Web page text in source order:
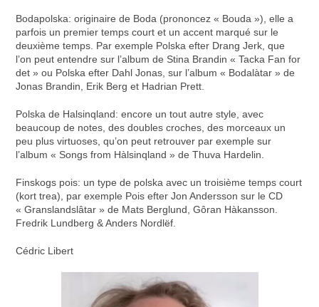
Bodapolska: originaire de Boda (prononcez « Bouda »), elle a
parfois un premier temps court et un accent marqué sur le
deuxième temps. Par exemple Polska efter Drang Jerk, que
l’on peut entendre sur l’album de Stina Brandin « Tacka Fan for
det » ou Polska efter Dahl Jonas, sur l’album « Bodalàtar » de
Jonas Brandin, Erik Berg et Hadrian Prett.
Polska de Halsinqland: encore un tout autre style, avec
beaucoup de notes, des doubles croches, des morceaux un
peu plus virtuoses, qu’on peut retrouver par exemple sur
l’album « Songs from Hàlsinqland » de Thuva Hardelin.
Finskogs pois: un type de polska avec un troisième temps court
(kort trea), par exemple Pois efter Jon Andersson sur le CD
« Granslandslâtar » de Mats Berglund, Gôran Hàkansson.
Fredrik Lundberg & Anders Nordlëf.
Cédric Libert